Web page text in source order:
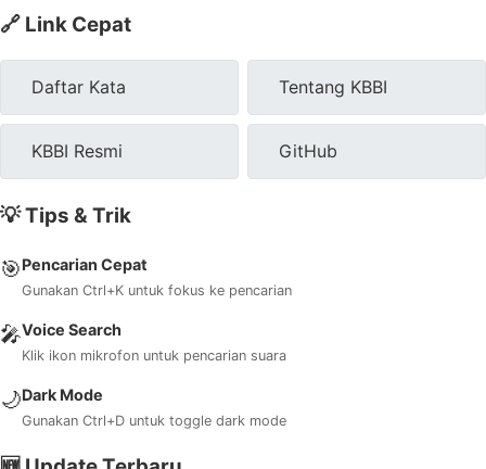
🔗 Link Cepat
Daftar Kata Tentang KBBI
KBBI Resmi GitHub
💡 Tips & Trik
🎯Pencarian Cepat
Gunakan Ctrl+K untuk fokus ke pencarian
🎤Voice Search
Klik ikon mikrofon untuk pencarian suara
🌙Dark Mode
Gunakan Ctrl+D untuk toggle dark mode